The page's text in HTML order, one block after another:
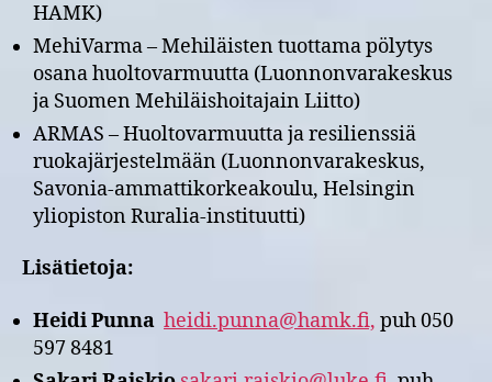
HAMK)
MehiVarma – Mehiläisten tuottama pölytys
osana huoltovarmuutta (Luonnonvarakeskus
ja Suomen Mehiläishoitajain Liitto)
ARMAS – Huoltovarmuutta ja resilienssiä
ruokajärjestelmään (Luonnonvarakeskus,
Savonia-ammattikorkeakoulu, Helsingin
yliopiston Ruralia-instituutti)
Lisätietoja:
Heidi Punna heidi.punna@hamk.fi, puh 050
597 8481